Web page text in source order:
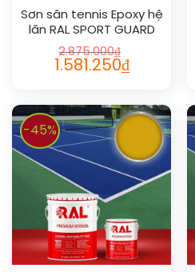
Sơn sân tennis Epoxy hệ
lăn RAL SPORT GUARD
1002
2.875.000₫
1.581.250₫
-45%